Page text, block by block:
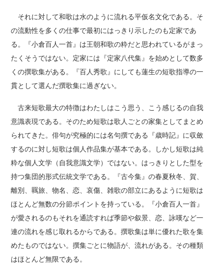
それに対して和歌は水のように流れる平仮名文化である。そ
の流動性を多くの仕事で最初にはっきり示したのも定家であ
る。『小倉百人一首』は王朝和歌の粋だと思われているがまっ
たくそうではない。定家には『定家八代集』を始めとして数多
くの撰歌集がある。『百人秀歌』にしても蓮生の短歌指導の一
貫として選んだ撰歌集に過ぎない。
古来短歌最大の特徴はわたしはこう思う、こう感じるの自我
意識表現である。そのため短歌は歌人ごとの家集としてまとめ
られてきた。俳句が究極的には名句撰である『歳時記』に収斂
するのに対し短歌は個人作品集が基本である。しかし短歌は純
粋な個人文学（自我意識文学）ではない。はっきりとした型を
持つ集団的形式伝統文学である。『古今集』の春夏秋冬、賀、
離別、羈旅、物名、恋、哀傷、雑歌の部立にあるように短歌は
ほとんど無数の分節ポイントを持っている。『小倉百人一首』
が愛されるのもそれを通読すれば季節や叙景、恋、詠嘆など一
連の流れを感じ取れるからである。撰歌集は単に優れた歌を集
めたものではない。撰集ごとに物語が、流れがある。その種類
はほとんど無限である。